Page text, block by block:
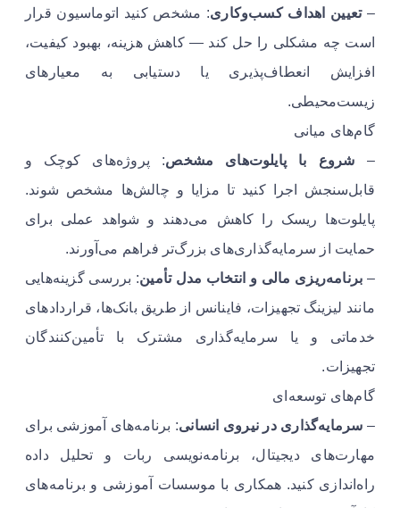
–تعیین اهداف کسب‌وکاری: مشخص کنید اتوماسیون قرار
است چه مشکلی را حل کند — کاهش هزینه، بهبود کیفیت،
افزایش انعطاف‌پذیری یا دستیابی به معیارهای
زیست‌محیطی.
گام‌های میانی
– شروع با پایلوت‌های مشخص: پروژه‌های کوچک و
قابل‌سنجش اجرا کنید تا مزایا و چالش‌ها مشخص شوند.
پایلوت‌ها ریسک را کاهش می‌دهند و شواهد عملی برای
حمایت از سرمایه‌گذاری‌های بزرگ‌تر فراهم می‌آورند.
– برنامه‌ریزی مالی و انتخاب مدل تأمین: بررسی گزینه‌هایی
مانند لیزینگ تجهیزات، فاینانس از طریق بانک‌ها، قراردادهای
خدماتی و یا سرمایه‌گذاری مشترک با تأمین‌کنندگان
تجهیزات.
گام‌های توسعه‌ای
– سرمایه‌گذاری در نیروی انسانی: برنامه‌های آموزشی برای
مهارت‌های دیجیتال، برنامه‌نویسی ربات و تحلیل داده
راه‌اندازی کنید. همکاری با موسسات آموزشی و برنامه‌های